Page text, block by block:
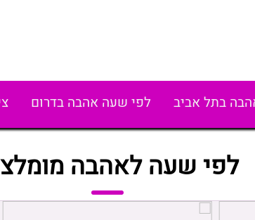
בתל אביב לפי שעה אהבה בדרום
לפי שעה לאהבה